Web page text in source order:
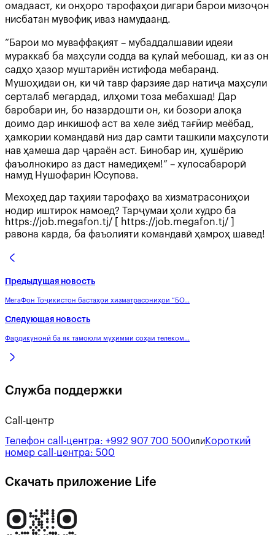
омадааст, ки онҳоро тарофаҳои дигари барои мизоҷон
нисбатан мувофиқ иваз намудаанд.
“Барои мо муваффақият – мубаддалшавии идеяи
мураккаб ба маҳсули содда ва қулай мебошад, ки аз он
садҳо ҳазор муштариён истифода мебаранд.
Мушоҳидаи он, ки чӣ тавр фарзияе дар натиҷа маҳсули
серталаб мегардад, илҳоми тоза мебахшад! Дар
баробари ин, бо назардошти он, ки бозори алоқа
доимо дар инкишоф аст ва хеле зиёд тағйир меёбад,
ҳамкории командавӣ низ дар самти ташкили маҳсулоти
нав ҳамеша дар ҷараён аст. Бинобар ин, ҳушёрию
фаъолнокиро аз даст намедиҳем!” – хулосабарорӣ
намуд Нушофарин Юсупова.
Мехоҳед дар таҳияи тарофаҳо ва хизматрасониҳои
нодир иштирок намоед? Тарҷумаи ҳоли худро ба
https://job.megafon.tj/ [ https://job.megafon.tj/ ]
равона карда, ба фаъолияти командавӣ ҳамроҳ шавед!
Предыдущая новость
МегаФон Тоҷикистон бастаҳои хизматрасониҳои “БО...
Следующая новость
Фардикунонӣ ба як тамоюли муҳимми соҳаи телеком...
Служба поддержки
Call-центр
Телефон call-центра: +992 907 700 500или Короткий
номер call-центра: 500
Скачать приложение Life